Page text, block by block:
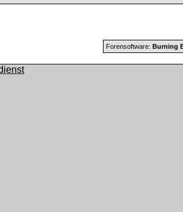
Forensoftware: Burning